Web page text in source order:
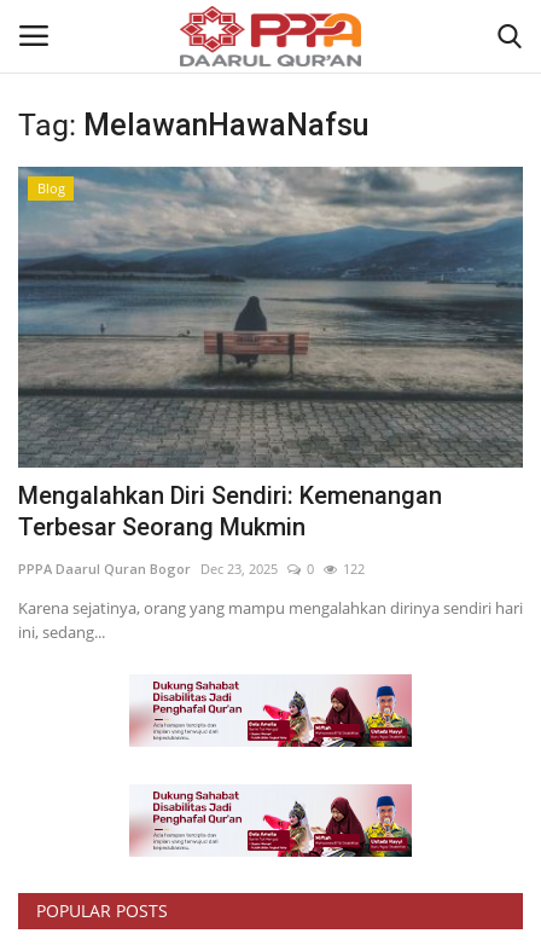
Login Register
Contact
About
News
Wisuda Akbar
Kisah
Blog
Tag: MelawanHawaNafsu
Blog
Mengalahkan Diri Sendiri: Kemenangan
Terbesar Seorang Mukmin
PPPA Daarul Quran Bogor Dec 23, 2025 0 122
Karena sejatinya, orang yang mampu mengalahkan dirinya sendiri hari
ini, sedang...
POPULAR POSTS